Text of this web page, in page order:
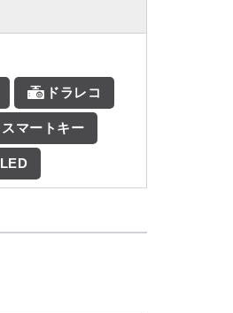
ドラレコ
スマートキー
LED